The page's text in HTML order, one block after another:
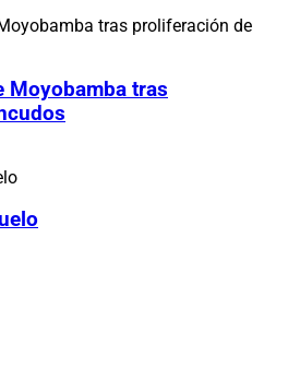
Moyobamba tras